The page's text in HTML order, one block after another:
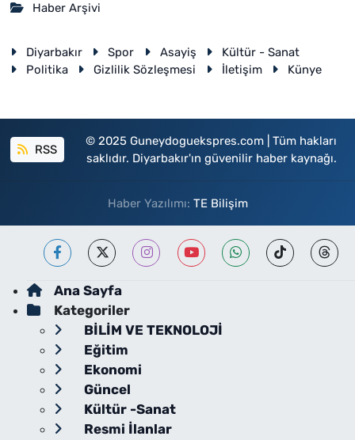
Haber Arşivi
Diyarbakır Spor Asayiş
Kültür - Sanat
Politika
Gizlilik Sözleşmesi İletişim Künye
RSS
© 2025 Guneydoguekspres.com | Tüm hakları
saklıdır. Diyarbakır'ın güvenilir haber kaynağı.
Haber Yazılımı: TE Bilişim
Ana Sayfa
Kategoriler
BİLİM VE TEKNOLOJİ
Eğitim
Ekonomi
Güncel
Kültür -Sanat
Resmi İlanlar